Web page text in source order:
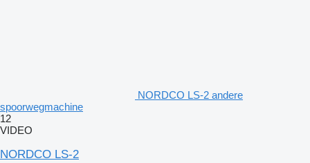
NORDCO LS-2 andere
spoorwegmachine
12
VIDEO
NORDCO LS-2